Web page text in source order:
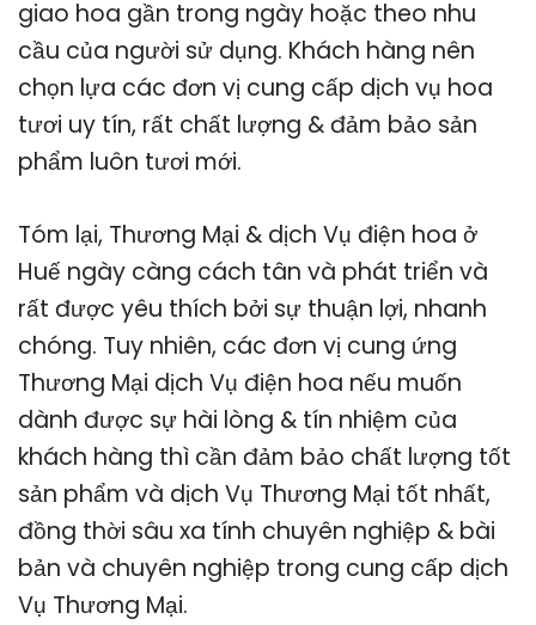
giao hoa gần trong ngày hoặc theo nhu
cầu của người sử dụng. Khách hàng nên
chọn lựa các đơn vị cung cấp dịch vụ hoa
tươi uy tín, rất chất lượng & đảm bảo sản
phẩm luôn tươi mới.
Tóm lại, Thương Mại & dịch Vụ điện hoa ở
Huế ngày càng cách tân và phát triển và
rất được yêu thích bởi sự thuận lợi, nhanh
chóng. Tuy nhiên, các đơn vị cung ứng
Thương Mại dịch Vụ điện hoa nếu muốn
dành được sự hài lòng & tín nhiệm của
khách hàng thì cần đảm bảo chất lượng tốt
sản phẩm và dịch Vụ Thương Mại tốt nhất,
đồng thời sâu xa tính chuyên nghiệp & bài
bản và chuyên nghiệp trong cung cấp dịch
Vụ Thương Mại.